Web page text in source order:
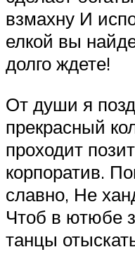
взмахну И
елкой вы
долго ждете!
От души я
прекрасный
проходит
корпоратив.
славно, Не
Чтоб в ютюбе
танцы